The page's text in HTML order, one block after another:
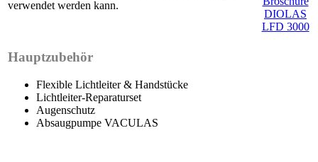
verwendet werden kann.
Hauptzubehör
Flexible Lichtleiter & Handstücke
Lichtleiter-Reparaturset
Augenschutz
Absaugpumpe VACULAS